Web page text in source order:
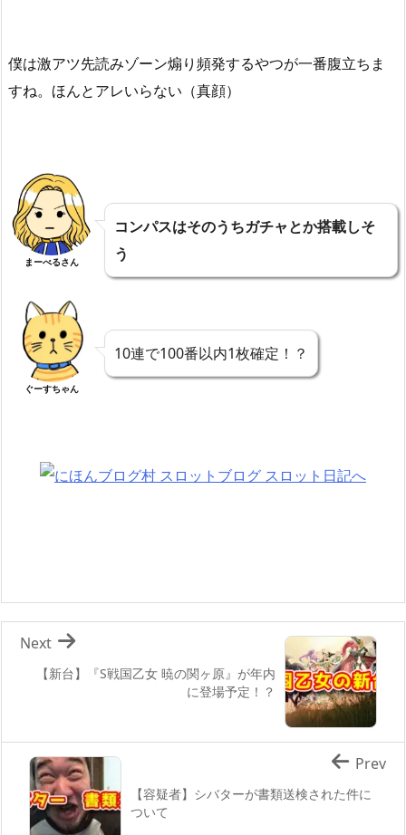
僕は激アツ先読みゾーン煽り頻発するやつが一番腹立ちま
すね。ほんとアレいらない（真顔）
まーべるさん
コンパスはそのうちガチャとか搭載しそ
う
ぐーすちゃん
10連で100番以内1枚確定！？
【新台】『S戦国乙女 暁の関ヶ原』が年内
に登場予定！？
Next
【容疑者】シバターが書類送検された件に
ついて
Prev